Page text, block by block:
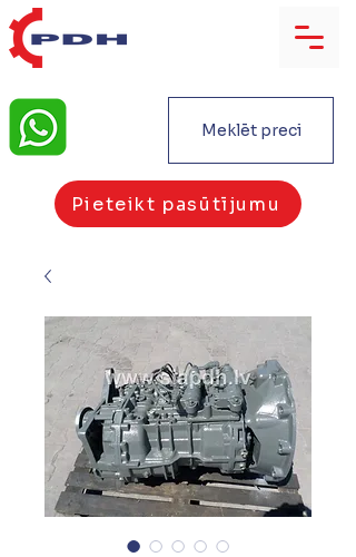
Meklēt preci
Pieteikt pasūtījumu